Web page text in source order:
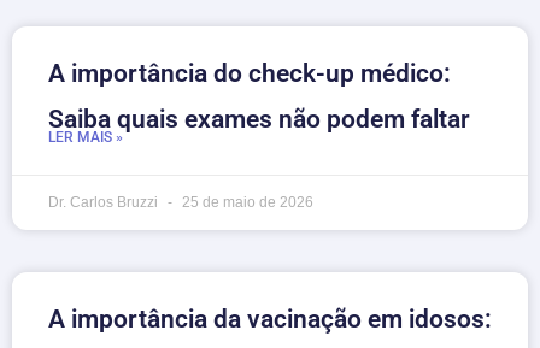
A importância do check-up médico:
Saiba quais exames não podem faltar
LER MAIS »
Dr. Carlos Bruzzi 25 de maio de 2026
A importância da vacinação em idosos: